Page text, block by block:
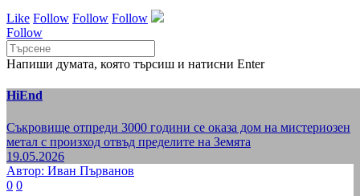
Like Follow Follow Follow
Follow
Напиши думата, която търсиш и натисни Enter
HiEnd
Съкровище отпреди 3000 години се оказа дом на мистериозен
метал с произход отвъд пределите на Земята
19.05.2026
Автор: Иван Първанов
0 0